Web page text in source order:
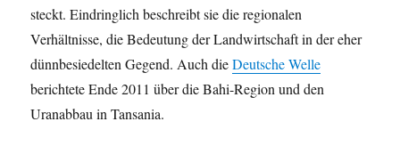
steckt. Eindringlich beschreibt sie die regionalen
Verhältnisse, die Bedeutung der Landwirtschaft in der eher
dünnbesiedelten Gegend. Auch dieDeutsche Welle
berichtete Ende 2011 über die Bahi-Region und den
Uranabbau in Tansania.